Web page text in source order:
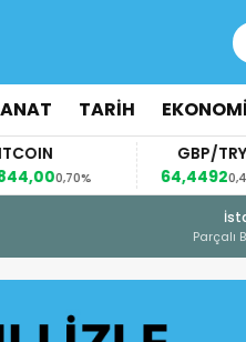
TARİH EKONOMİ
0,70%
GBP/TRY
64,44920,41%
Parçalı